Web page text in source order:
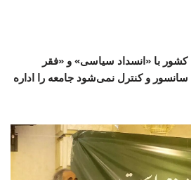
کشور با «انسداد سیاسی» و «فقر
و کنترل نمی‌شود جامعه را اداره